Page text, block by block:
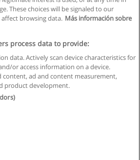
Regras de uso
Privacidade de dados
Business S.L. - CIF : B-95610580: -
These choices will be signaled to our
browsing data. Más información sobre
process data to provide:
data. Actively scan device characteristics for
or access information on a device.
content, ad and content measurement,
product development.